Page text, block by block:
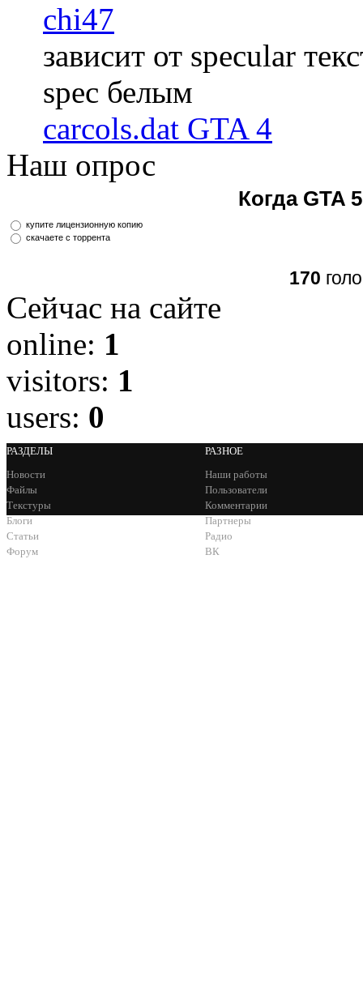
chi47
зависит от specular
spec белым
carcols.dat GTA 4
Наш опрос
Когда GTA
купите лицензионную копию
скачаете с торрента
170
Сейчас на сайте
online: 1
visitors: 1
users: 0
РАЗДЕЛЫ
Новости
Файлы
Текстуры
Блоги
Статьи
Форум
РАЗНОЕ
Наши работы
Пользователи
Комментарии
Партнеры
Радио
ВК